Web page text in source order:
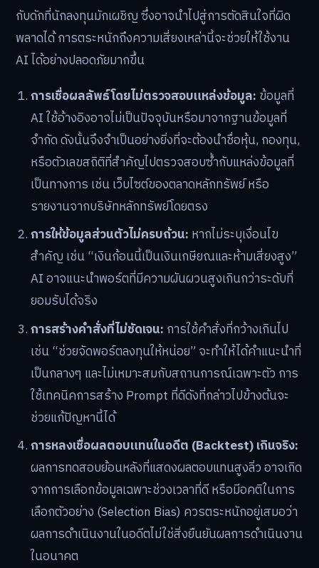
กับดักที่นักลงทุนมักเผชิญ ซึ่งอาจนำไปสู่การตัดสินใจที่ผิด
พลาดได้ การตระหนักถึงความเสี่ยงเหล่านี้จะช่วยให้ใช้งาน
AI ได้อย่างปลอดภัยมากขึ้น
การเชื่อผลลัพธ์โดยไม่ตรวจสอบแหล่งข้อมูล: ข้อมูลที่
AI ใช้อ้างอิงอาจไม่เป็นปัจจุบันหรือมาจากฐานข้อมูลที่
จำกัด ดังนั้นจึงจำเป็นอย่างยิ่งที่จะต้องนำชื่อหุ้น, กองทุน,
หรือตัวเลขสถิติที่สำคัญไปตรวจสอบซ้ำกับแหล่งข้อมูลที่
เป็นทางการ เช่น เว็บไซต์ของตลาดหลักทรัพย์ หรือ
รายงานจากบริษัทหลักทรัพย์โดยตรง
การให้ข้อมูลส่วนตัวไม่ครบถ้วน: หากไม่ระบุเงื่อนไข
สำคัญ เช่น “เงินก้อนนี้เป็นเงินเกษียณและห้ามเสี่ยงสูง”
AI อาจแนะนำพอร์ตที่มีความผันผวนสูงเกินกว่าระดับที่
ยอมรับได้จริง
การสร้างคำสั่งที่ไม่ชัดเจน: การใช้คำสั่งที่กว้างเกินไป
เช่น “ช่วยจัดพอร์ตลงทุนให้หน่อย” จะทำให้ได้คำแนะนำที่
เป็นกลางๆ และไม่เหมาะสมกับสถานการณ์เฉพาะตัว การ
ใช้เทคนิคการสร้าง Prompt ที่ดีดังที่กล่าวไปข้างต้นจะ
ช่วยแก้ปัญหานี้ได้
การหลงเชื่อผลตอบแทนในอดีต (Backtest) เกินจริง:
ผลการทดสอบย้อนหลังที่แสดงผลตอบแทนสูงลิ่ว อาจเกิด
จากการเลือกข้อมูลเฉพาะช่วงเวลาที่ดี หรือมีอคติในการ
เลือกตัวอย่าง (Selection Bias) ควรตระหนักอยู่เสมอว่า
ผลการดำเนินงานในอดีตไม่ใช่สิ่งยืนยันผลการดำเนินงาน
ในอนาคต